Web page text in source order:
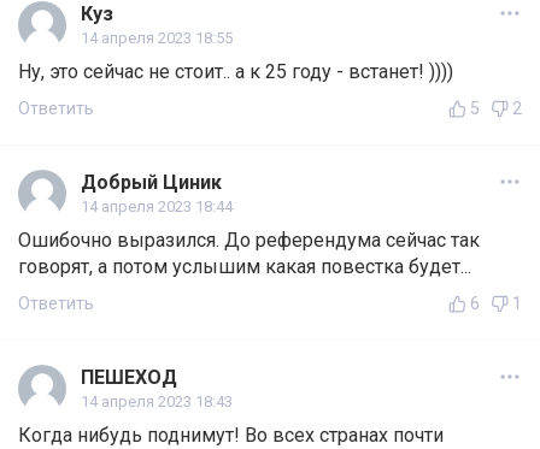
Куз
14 апреля 2023 18:55
Ну, это сейчас не стоит.. а к 25 году - встанет! ))))
Ответить 5 2
Добрый Циник
14 апреля 2023 18:44
Ошибочно выразился. До референдума сейчас так
говорят, а потом услышим какая повестка будет...
Ответить 6 1
ПЕШЕХОД
14 апреля 2023 18:43
Когда нибудь поднимут! Во всех странах почти